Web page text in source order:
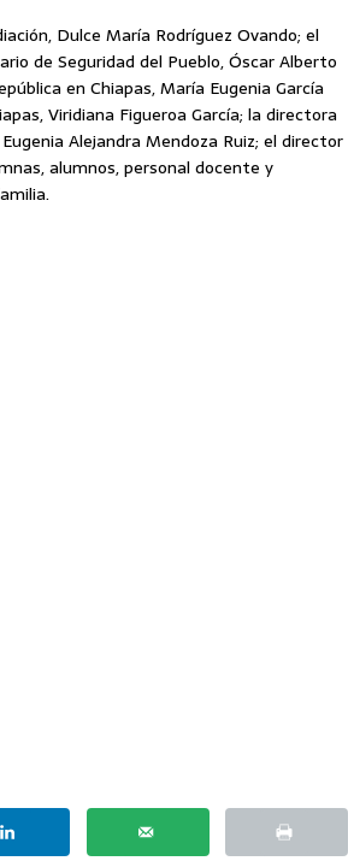
Dulce María Rodríguez Ovando; el
de Seguridad del Pueblo, Óscar Alberto
en Chiapas, María Eugenia García
Viridiana Figueroa García; la directora
Alejandra Mendoza Ruiz; el director
alumnos, personal docente y